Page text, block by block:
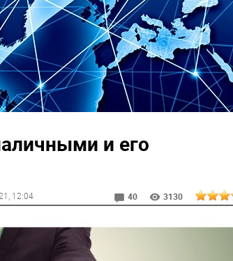
и его
, 12:04 40 3130